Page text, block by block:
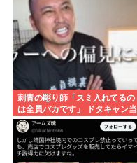
刺青の彫り師「スミ入れてるの
は全員バカです」 ドタキャン当
たり前、カネはない、挨拶もで
きない